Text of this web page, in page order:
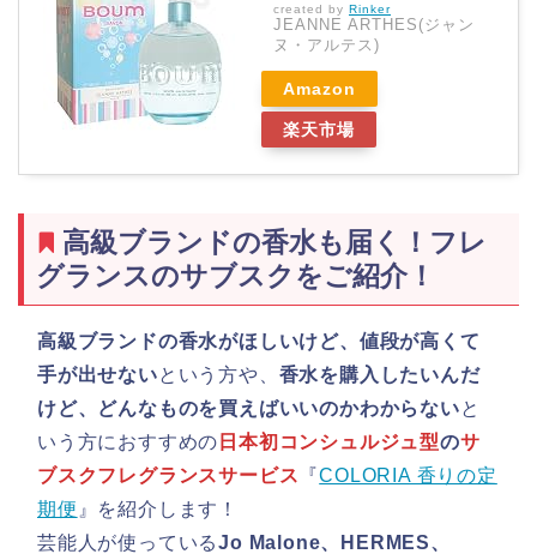
created by Rinker
JEANNE ARTHES(ジャン
ヌ・アルテス)
Amazon
楽天市場
高級ブランドの香水も届く！フレ
グランスのサブスクをご紹介！
高級ブランドの香水がほしいけど、値段が高くて
手が出せないという方や、 香水を購入したいんだ
けど、どんなものを買えばいいのかわからないと
いう方におすすめの 日本初コンシュルジュ型のサ
ブスクフレグランスサービス 『COLORIA 香りの定
期便 』を紹介します！
芸能人が使っているJo Malone、HERMES、